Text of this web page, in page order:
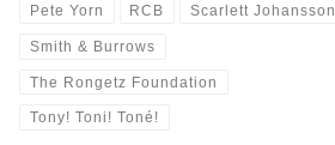
Pete Yorn RCB Scarlett Johansson
Smith & Burrows
The Rongetz Foundation
Tony! Toni! Toné!